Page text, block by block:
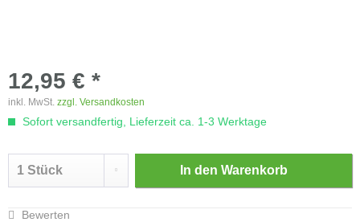
12,95 € *
inkl. MwSt. zzgl. Versandkosten
Sofort versandfertig, Lieferzeit ca. 1-3 Werktage
In den Warenkorb
Bewerten